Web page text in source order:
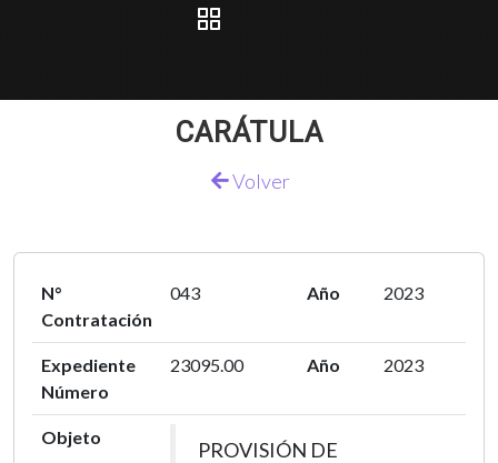
CARÁTULA
Volver
N°
Contratación
043 Año 2023
Expediente
Número
23095.00 Año 2023
Objeto
PROVISIÓN DE